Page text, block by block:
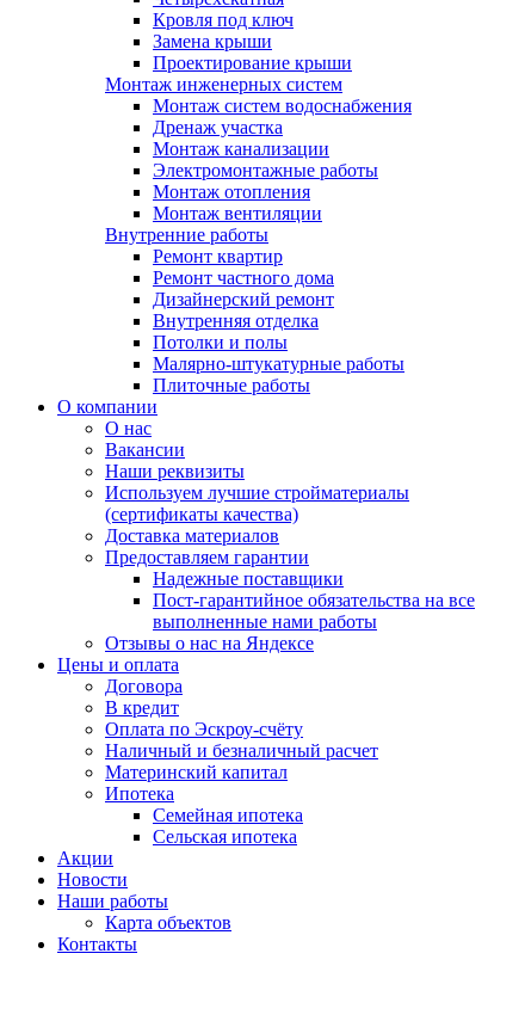
Кровля под ключ
Замена крыши
Проектирование крыши
Монтаж инженерных систем
Монтаж систем водоснабжения
Дренаж участка
Монтаж канализации
Электромонтажные работы
Монтаж отопления
Монтаж вентиляции
Внутренние работы
Ремонт квартир
Ремонт частного дома
Дизайнерский ремонт
Внутренняя отделка
Потолки и полы
Малярно-штукатурные работы
Плиточные работы
О компании
О нас
Вакансии
Наши реквизиты
Используем лучшие стройматериалы
(сертификаты качества)
Доставка материалов
Предоставляем гарантии
Надежные поставщики
Пост-гарантийное обязательства на все
выполненные нами работы
Отзывы о нас на Яндексе
Цены и оплата
Договора
В кредит
Оплата по Эскроу-счёту
Наличный и безналичный расчет
Материнский капитал
Ипотека
Семейная ипотека
Сельская ипотека
Акции
Новости
Наши работы
Карта объектов
Контакты